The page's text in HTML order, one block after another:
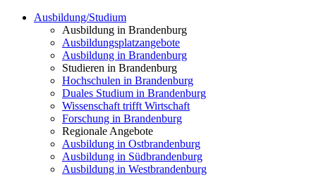
Ausbildung/Studium
Ausbildung in Brandenburg
Ausbildungsplatzangebote
Ausbildung in Brandenburg
Studieren in Brandenburg
Hochschulen in Brandenburg
Duales Studium in Brandenburg
Wissenschaft trifft Wirtschaft
Forschung in Brandenburg
Regionale Angebote
Ausbildung in Ostbrandenburg
Ausbildung in Südbrandenburg
Ausbildung in Westbrandenburg